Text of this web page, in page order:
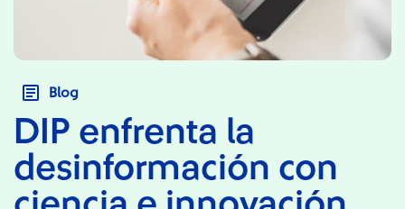
Blog
DIP enfrenta la
desinformación con